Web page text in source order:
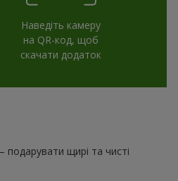
Наведіть камеру
на QR-код, щоб
скачати додаток
щирі та чисті